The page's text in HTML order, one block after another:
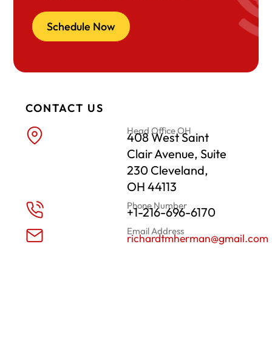
Schedule Now
CONTACT US
Head Office OH
408 West Saint
Clair Avenue, Suite
230 Cleveland,
OH 44113
Phone Number
+1-216-696-6170
Email Address
richardtmherman@gmail.com